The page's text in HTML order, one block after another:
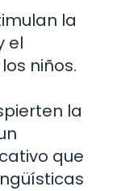
la
el
niños.
la
que